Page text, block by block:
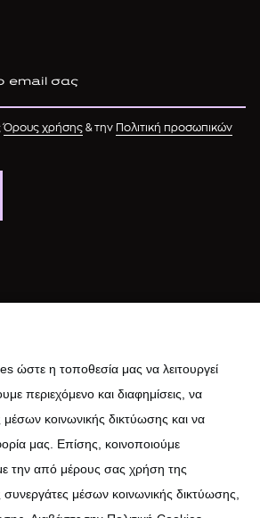
Όρους χρήσης & την
Πολιτική προσωπικών
ώστε η τοποθεσία μας να λειτουργεί
περιεχόμενο και διαφημίσεις, να
μέσων κοινωνικής δικτύωσης και να
μας. Επίσης, κοινοποιούμε
την από μέρους σας χρήση της
μέσων κοινωνικής δικτύωσης,